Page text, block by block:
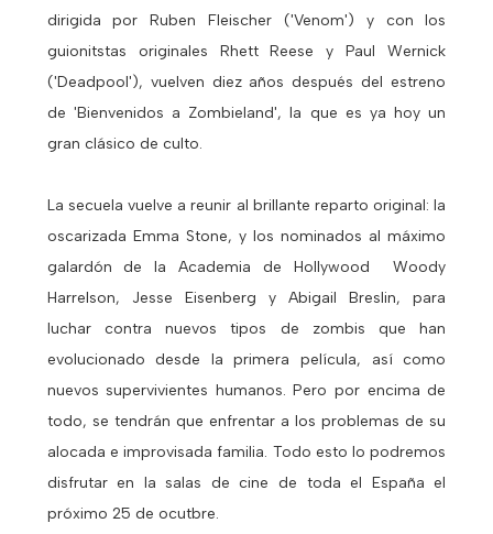
dirigida por Ruben Fleischer ('Venom') y con los
guionitstas originales Rhett Reese y Paul Wernick
('Deadpool'), vuelven diez años después del estreno
de 'Bienvenidos a Zombieland', la que es ya hoy un
gran clásico de culto.
La secuela vuelve a reunir al brillante reparto original: la
oscarizada Emma Stone, y los nominados al máximo
galardón de la Academia de Hollywood Woody
Harrelson, Jesse Eisenberg y Abigail Breslin, para
luchar contra nuevos tipos de zombis que han
evolucionado desde la primera película, así como
nuevos supervivientes humanos. Pero por encima de
todo, se tendrán que enfrentar a los problemas de su
alocada e improvisada familia. Todo esto lo podremos
disfrutar en la salas de cine de toda el España el
próximo 25 de ocutbre.